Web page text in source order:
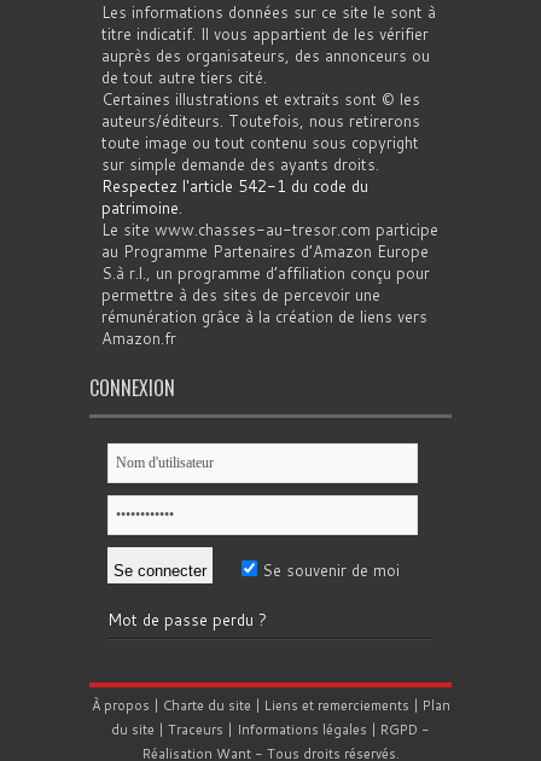
Les informations données sur ce site le sont à
titre indicatif. Il vous appartient de les vérifier
auprès des organisateurs, des annonceurs ou
de tout autre tiers cité.
Certaines illustrations et extraits sont © les
auteurs/éditeurs. Toutefois, nous retirerons
toute image ou tout contenu sous copyright
sur simple demande des ayants droits.
Respectez l'article 542-1 du code du
patrimoine.
Le site www.chasses-au-tresor.com participe
au Programme Partenaires d’Amazon Europe
S.à r.l., un programme d’affiliation conçu pour
permettre à des sites de percevoir une
rémunération grâce à la création de liens vers
Amazon.fr
CONNEXION
Se souvenir de moi
Mot de passe perdu ?
À propos | Charte du site | Liens et remerciements | Plan
du site | Traceurs | Informations légales | RGPD -
Réalisation Want- Tous droits réservés.